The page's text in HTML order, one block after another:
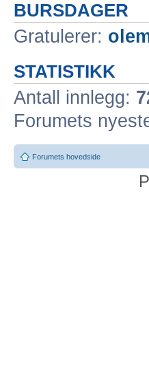
BURSDAGER
Gratulerer:
STATISTIKK
Antall innlegg:
Forumets
Forumets hovedside